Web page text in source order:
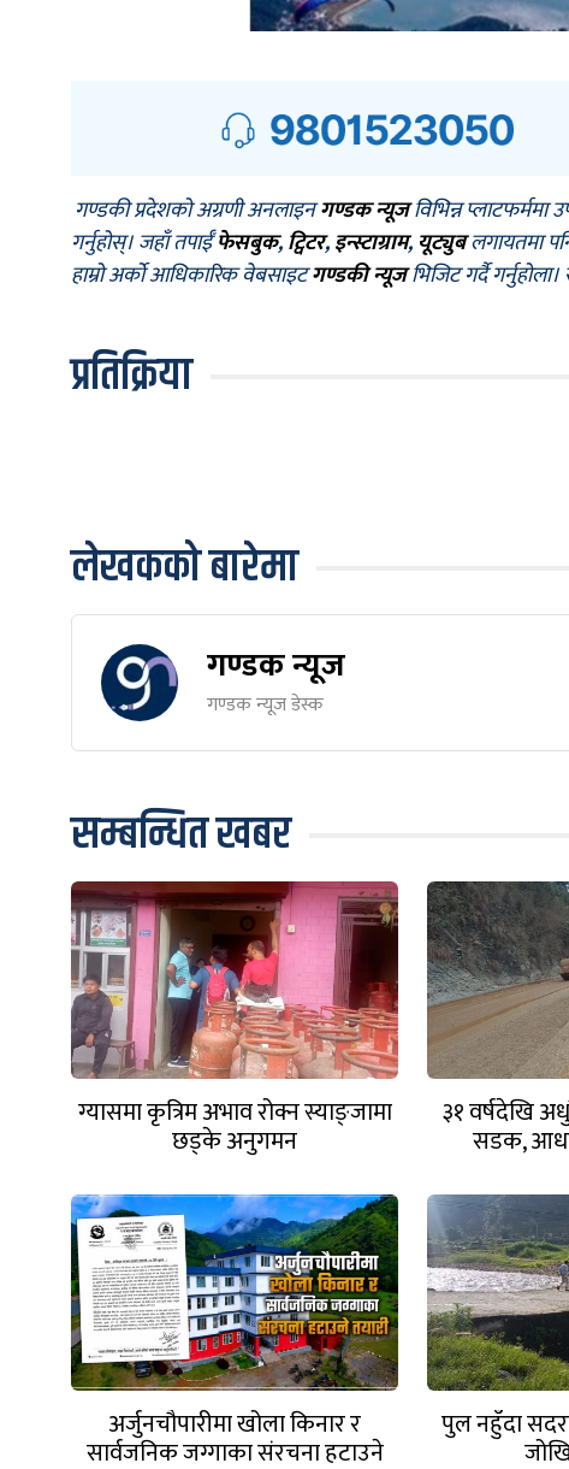
गण्डकी प्रदेशको अग्रणी अनलाइनगण्डक न्यूजविभिन्न प्लाटफर्ममा
गर्नुहोस्। जहाँ तपाईँफेसबुक,ट्विटर,इन्स्टाग्राम, यूट्युबलगायतमा
हाम्रो अर्को आधिकारिक वेबसाइटगण्डकी न्यूजभिजिट गर्दै
प्रतिक्रिया
लेखकको बारेमा
गण्डक न्यूज
गण्डक न्यूज डेस्क
सम्बन्धित खबर
ग्यासमा कृत्रिम अभाव रोक्न स्याङ्जामा
छड्के अनुगमन
३१ वर्षदेखि
सडक,
अर्जुनचौपारीमा खोला किनार र
सार्वजनिक जग्गाका संरचना हटाउने
पुल नहुँदा